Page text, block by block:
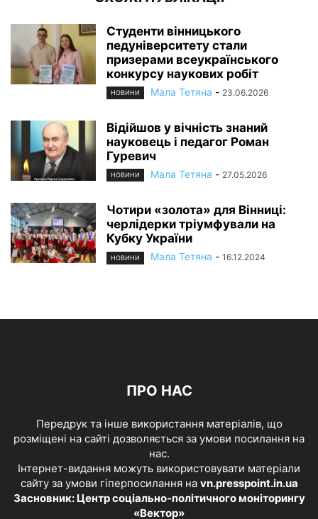
Студенти вінницького
педуніверситету стали
призерами всеукраїнського
конкурсу наукових робіт
НОВИНИ Мала Тетяна - 23.06.2026
Відійшов у вічність знаний
науковець і педагог Роман
Гуревич
НОВИНИ Мала Тетяна - 27.05.2026
Чотири «золота» для Вінниці:
черлідерки тріумфували на
Кубку України
НОВИНИ Мала Тетяна - 16.12.2024
ПРО НАС
Передрук та інше використання матеріалів, що
розміщені на сайті дозволяється за умови посилання на
нас.
Інтернет-видання можуть використовувати матеріали
сайту за умови гіперпосилання на vn.presspoint.in.ua
Засновник: Центр соціально-політичного моніторингу
«Вектор»